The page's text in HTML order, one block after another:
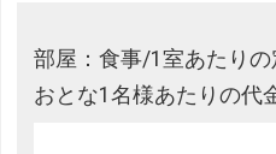
部屋：食事/1室あたりの
おとな1名様あたりの代